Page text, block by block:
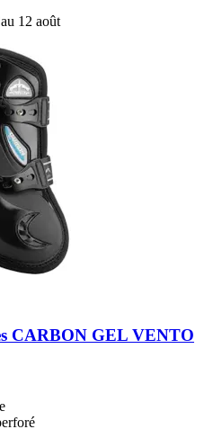
12 août
CARBON GEL VENTO